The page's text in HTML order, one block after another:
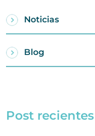
Noticias
Blog
Post recientes